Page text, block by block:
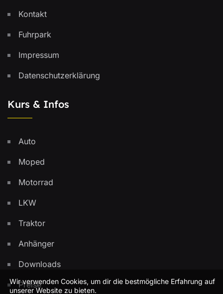
Kontakt
Fuhrpark
Impressum
Datenschutzerklärung
Kurs & Infos
Auto
Moped
Motorrad
LKW
Traktor
Anhänger
Downloads
Preise
Wir verwenden Cookies, um dir die bestmögliche Erfahrung auf
unserer Website zu bieten.